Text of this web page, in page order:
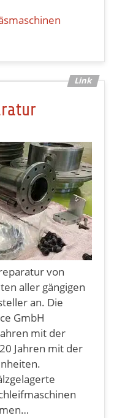
von
aller gängigen
an. Die
GmbH
mit der
Jahren mit der